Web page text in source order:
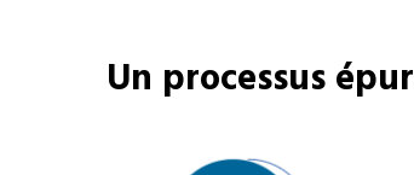
Un processus